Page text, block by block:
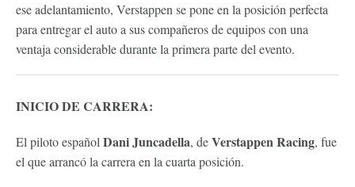
ese adelantamiento, Verstappen se pone en la posición perfecta
para entregar el auto a sus compañeros de equipos con una
ventaja considerable durante la primera parte del evento.
INICIO DE CARRERA:
El piloto español Dani Juncadella, deVerstappen Racing, fue
el que arrancó la carrera en la cuarta posición.